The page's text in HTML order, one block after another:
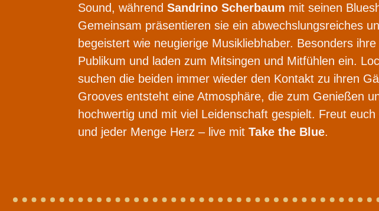
Sound, während Sandrino Scherbaum mit seinen
Gemeinsam präsentieren sie ein abwechslungsreiches
begeistert wie neugierige Musikliebhaber. Besonders
Publikum und laden zum Mitsingen und Mitfühlen ein.
suchen die beiden immer wieder den Kontakt zu ihren
Grooves entsteht eine Atmosphäre, die zum Genießen
hochwertig und mit viel Leidenschaft gespielt. Freut
und jeder Menge Herz – live mit Take the Blue.